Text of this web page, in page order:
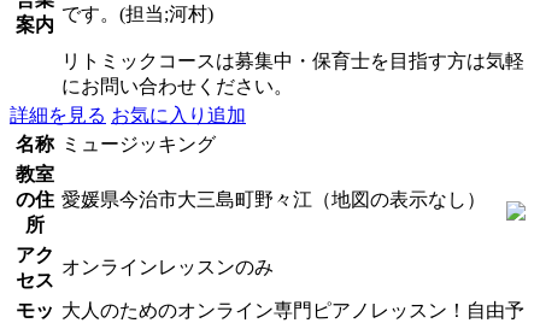
案内
です。(担当;河村)
リトミックコースは募集中・保育士を目指す方は気軽
にお問い合わせください。
詳細を見る お気に入り追加
名称 ミュージッキング
教室
の住
所
愛媛県今治市大三島町野々江（地図の表示なし）
アク
セス
オンラインレッスンのみ
モッ 大人のためのオンライン専門ピアノレッスン！自由予